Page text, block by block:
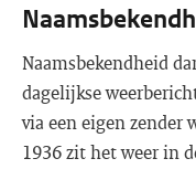
Naamsbekendheid
dagelijkse
via een eigen zender
1936 zit het weer in